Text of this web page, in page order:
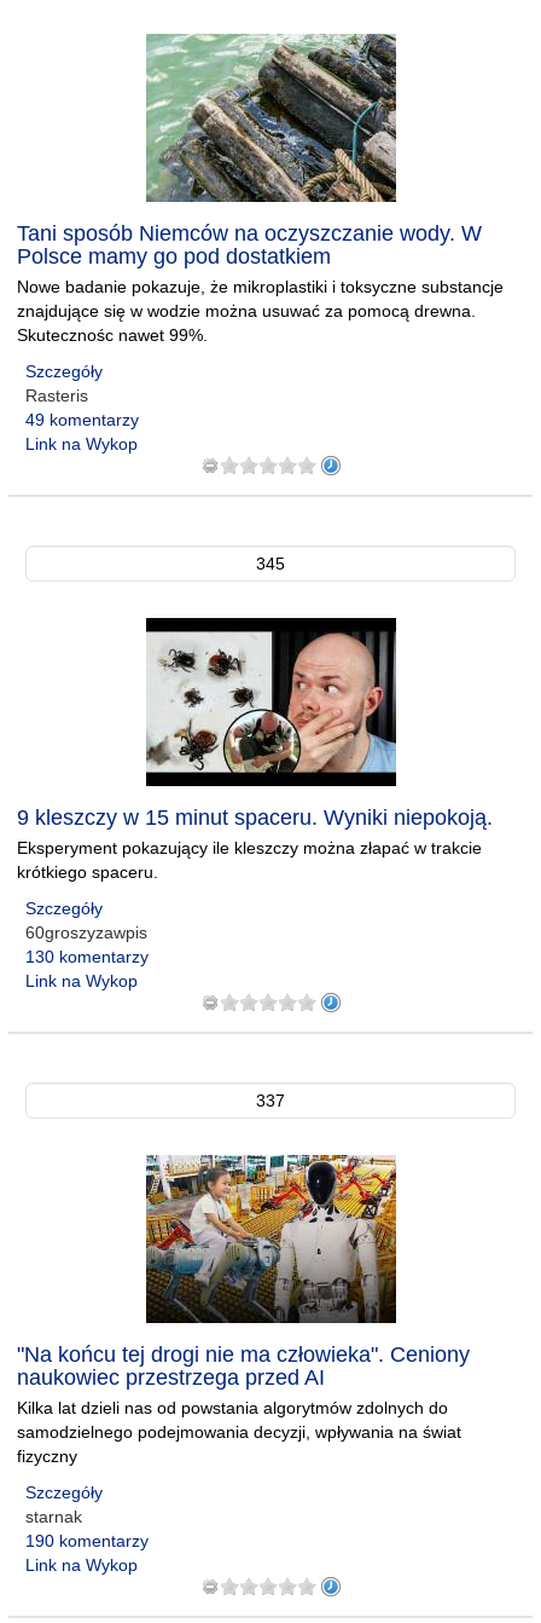
Tani sposób Niemców na oczyszczanie wody. W
Polsce mamy go pod dostatkiem
Nowe badanie pokazuje, że mikroplastiki i toksyczne substancje
znajdujące się w wodzie można usuwać za pomocą drewna.
Skutecznośc nawet 99%.
Szczegóły
Rasteris
49 komentarzy
Link na Wykop
345
9 kleszczy w 15 minut spaceru. Wyniki niepokoją.
Eksperyment pokazujący ile kleszczy można złapać w trakcie
krótkiego spaceru.
Szczegóły
60groszyzawpis
130 komentarzy
Link na Wykop
337
"Na końcu tej drogi nie ma człowieka". Ceniony
naukowiec przestrzega przed AI
Kilka lat dzieli nas od powstania algorytmów zdolnych do
samodzielnego podejmowania decyzji, wpływania na świat
fizyczny
Szczegóły
starnak
190 komentarzy
Link na Wykop